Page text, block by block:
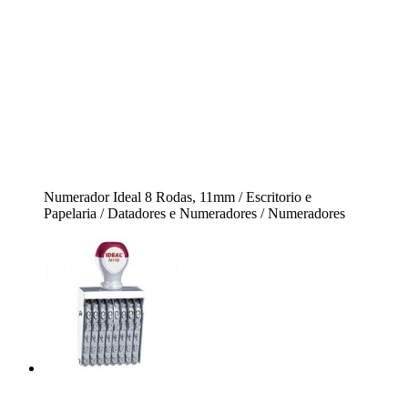
Numerador Ideal 8 Rodas, 11mm / Escritorio e
Papelaria / Datadores e Numeradores / Numeradores